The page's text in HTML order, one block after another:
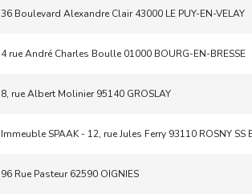
36 Boulevard Alexandre Clair 43000 LE PUY-EN-VELAY
4 rue André Charles Boulle 01000 BOURG-EN-BRESSE
8, rue Albert Molinier 95140 GROSLAY
Immeuble SPAAK - 12, rue Jules Ferry 93110 ROSNY SS
96 Rue Pasteur 62590 OIGNIES